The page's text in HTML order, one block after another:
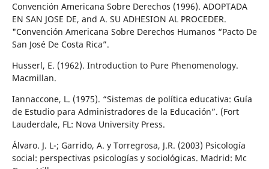
Convención Americana Sobre Derechos (1996). ADOPTADA
EN SAN JOSE DE, and A. SU ADHESION AL PROCEDER.
"Convención Americana Sobre Derechos Humanos “Pacto De
San José De Costa Rica”.
Husserl, E. (1962). Introduction to Pure Phenomenology.
Macmillan.
Iannaccone, L. (1975). “Sistemas de política educativa: Guía
de Estudio para Administradores de la Educación”. (Fort
Lauderdale, FL: Nova University Press.
Álvaro. J. L-; Garrido, A. y Torregrosa, J.R. (2003) Psicología
social: perspectivas psicologías y sociológicas. Madrid: Mc